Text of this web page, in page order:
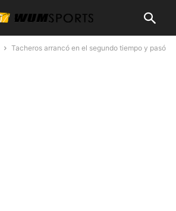
Tacheros arrancó en el segundo tiempo y pasó